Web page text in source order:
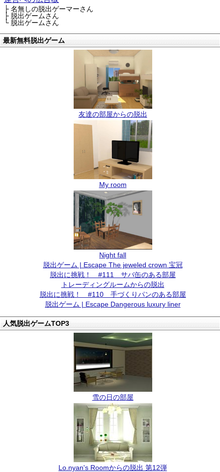
├ 名無しの脱出ゲーマーさん
├ 脱出ゲームさん
└ 脱出ゲームさん
最新無料脱出ゲーム
友達の部屋からの脱出
My room
Night fall
脱出ゲーム | Escape The jeweled crown 宝冠
脱出に挑戦！ #111 サバ缶のある部屋
トレーディングルームからの脱出
脱出に挑戦！ #110 手づくりパンのある部屋
脱出ゲーム | Escape Dangerous luxury liner
人気脱出ゲームTOP3
雪の日の部屋
Lo.nyan's Roomからの脱出 第12弾